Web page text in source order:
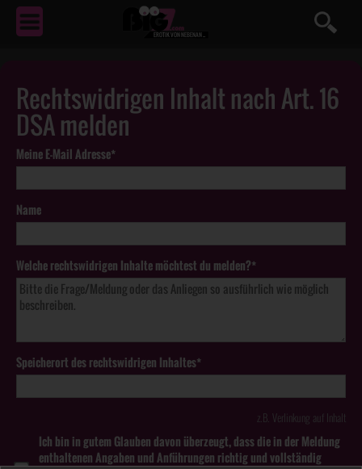
EROTIKVON NEBENAN ...
Rechtswidrigen Inhalt nach Art. 16
DSA melden
Meine E-Mail Adresse*
Name
Welche rechtswidrigen Inhalte möchtest du melden?*
Speicherort des rechtswidrigen Inhaltes*
z.B. Verlinkung auf Inhalt
Ich bin in gutem Glauben davon überzeugt, dass die in der Meldung
enthaltenen Angaben und Anführungen richtig und vollständig